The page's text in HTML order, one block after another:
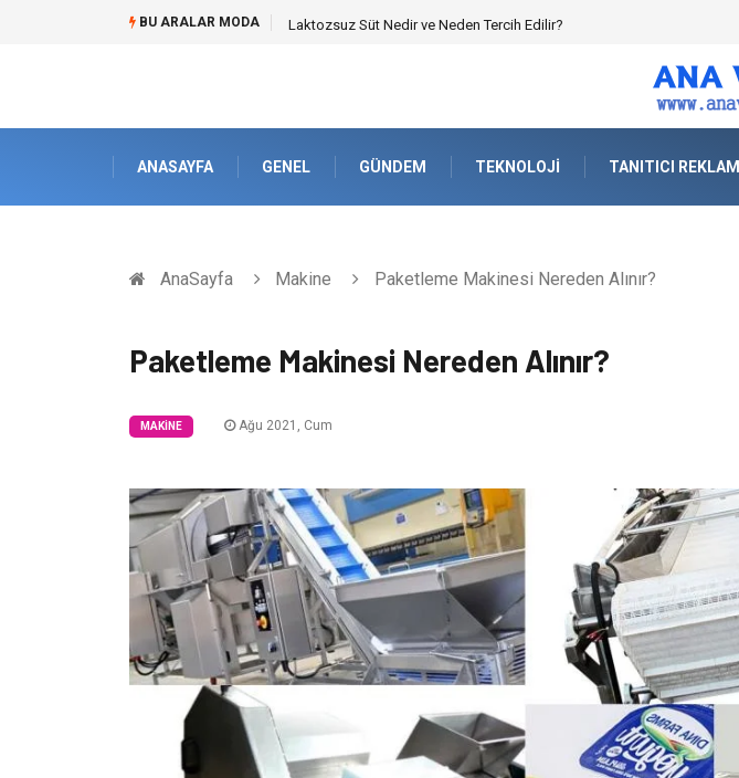
BU ARALAR MODA Laktozsuz Süt Nedir ve Neden Tercih Edilir?
ANASAYFA GENEL GÜNDEM TEKNOLOJI TANITICI REKLAM
AnaSayfa Makine Paketleme Makinesi Nereden Alınır?
Paketleme Makinesi Nereden Alınır?
MAKINE Ağu 2021, Cum